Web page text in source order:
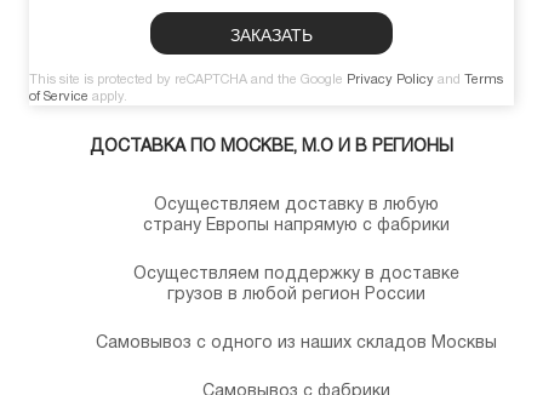
This site is protected by reCAPTCHA and the Google Privacy Policy and
Terms
of Service apply.
ДОСТАВКА ПО МОСКВЕ, М.О И В РЕГИОНЫ
Осуществляем доставку в любую
страну Европы напрямую с фабрики
Осуществляем поддержку в доставке
грузов в любой регион России
Самовывоз с одного из наших складов Москвы